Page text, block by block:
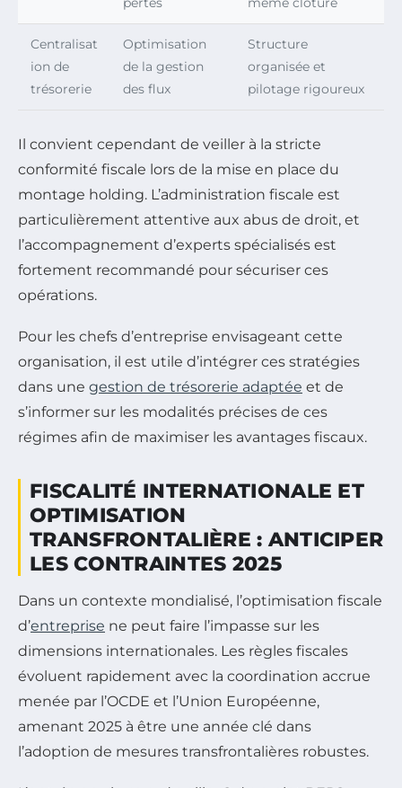
Centralisat
ion de
trésorerie
Optimisation
de la gestion
des flux
Structure
organisée et
pilotage rigoureux
Il convient cependant de veiller à la stricte
conformité fiscale lors de la mise en place du
montage holding. L’administration fiscale est
particulièrement attentive aux abus de droit, et
l’accompagnement d’experts spécialisés est
fortement recommandé pour sécuriser ces
opérations.
Pour les chefs d’entreprise envisageant cette
organisation, il est utile d’intégrer ces stratégies
dans une gestion de trésorerie adaptée et de
s’informer sur les modalités précises de ces
régimes afin de maximiser les avantages fiscaux.
FISCALITÉ INTERNATIONALE ET
OPTIMISATION
TRANSFRONTALIÈRE : ANTICIPER
LES CONTRAINTES 2025
Dans un contexte mondialisé, l’optimisation fiscale
d’entreprise ne peut faire l’impasse sur les
dimensions internationales. Les règles fiscales
évoluent rapidement avec la coordination accrue
menée par l’OCDE et l’Union Européenne,
amenant 2025 à être une année clé dans
l’adoption de mesures transfrontalières robustes.